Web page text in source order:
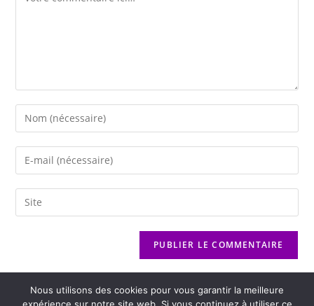
Nous utilisons des cookies pour vous garantir la meilleure